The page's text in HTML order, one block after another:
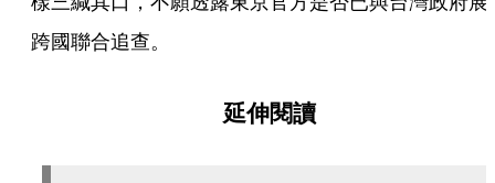
跨國聯合追查。
延伸閱讀